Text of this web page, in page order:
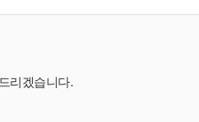
리겠습니다.